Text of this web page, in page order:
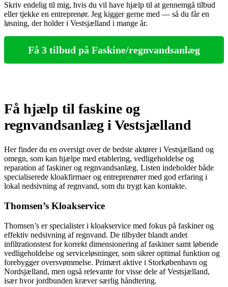
Skriv endelig til mig, hvis du vil have hjælp til at gennemgå tilbud
eller tjekke en entreprenør. Jeg kigger gerne med — så du får en
løsning, der holder i Vestsjælland i mange år.
Få 3 tilbud på Faskine/regnvandsanlæg
Få hjælp til faskine og
regnvandsanlæg i Vestsjælland
Her finder du en oversigt over de bedste aktører i Vestsjælland og
omegn, som kan hjælpe med etablering, vedligeholdelse og
reparation af faskiner og regnvandsanlæg. Listen indeholder både
specialiserede kloakfirmaer og entreprenører med god erfaring i
lokal nedsivning af regnvand, som du trygt kan kontakte.
Thomsen’s Kloakservice
Thomsen’s er specialister i kloakservice med fokus på faskiner og
effektiv nedsivning af regnvand. De tilbyder blandt andet
infiltrationstest for korrekt dimensionering af faskiner samt løbende
vedligeholdelse og serviceløsninger, som sikrer optimal funktion og
forebygger oversvømmelse. Primært aktive i Storkøbenhavn og
Nordsjælland, men også relevante for visse dele af Vestsjælland,
især hvor jordbunden kræver særlig håndtering.